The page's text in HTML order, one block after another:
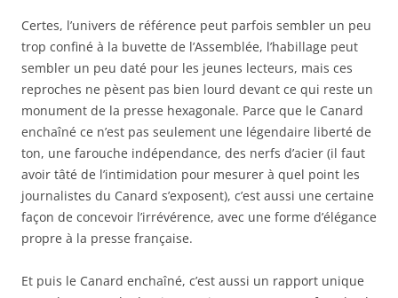
Certes, l’univers de référence peut parfois sembler un peu
trop confiné à la buvette de l’Assemblée, l’habillage peut
sembler un peu daté pour les jeunes lecteurs, mais ces
reproches ne pèsent pas bien lourd devant ce qui reste un
monument de la presse hexagonale. Parce que le Canard
enchaîné ce n’est pas seulement une légendaire liberté de
ton, une farouche indépendance, des nerfs d’acier (il faut
avoir tâté de l’intimidation pour mesurer à quel point les
journalistes du Canard s’exposent), c’est aussi une certaine
façon de concevoir l’irrévérence, avec une forme d’élégance
propre à la presse française.
Et puis le Canard enchaîné, c’est aussi un rapport unique